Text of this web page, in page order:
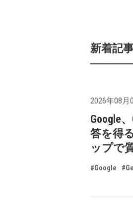
新着記
2026年08月
Google
答を得
ップで
#Google